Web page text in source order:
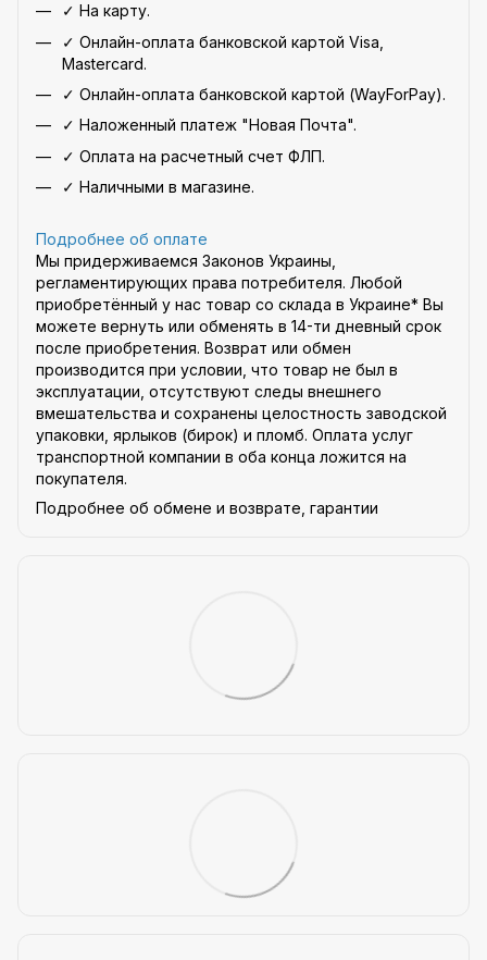
✓ На карту.
✓ Онлайн-оплата банковской картой Visa,
Mastercard.
✓ Онлайн-оплата банковской картой (WayForPay).
✓ Наложенный платеж "Новая Почта".
✓ Оплата на расчетный счет ФЛП.
✓ Наличными в магазине.
Подробнее об оплате
Мы придерживаемся Законов Украины,
регламентирующих права потребителя. Любой
приобретённый у нас товар со склада в Украине* Вы
можете вернуть или обменять в 14-ти дневный срок
после приобретения. Возврат или обмен
производится при условии, что товар не был в
эксплуатации, отсутствуют следы внешнего
вмешательства и сохранены целостность заводской
упаковки, ярлыков (бирок) и пломб. Оплата услуг
транспортной компании в оба конца ложится на
покупателя.
Подробнее об обмене и возврате, гарантии